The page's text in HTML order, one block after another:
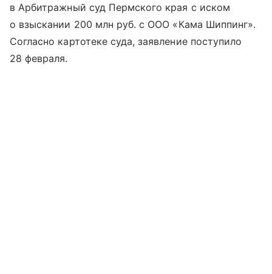
в Арбитражный суд Пермского края с иском
о взыскании 200 млн руб. с ООО «Кама Шиппинг».
Согласно картотеке суда, заявление поступило
28 февраля.